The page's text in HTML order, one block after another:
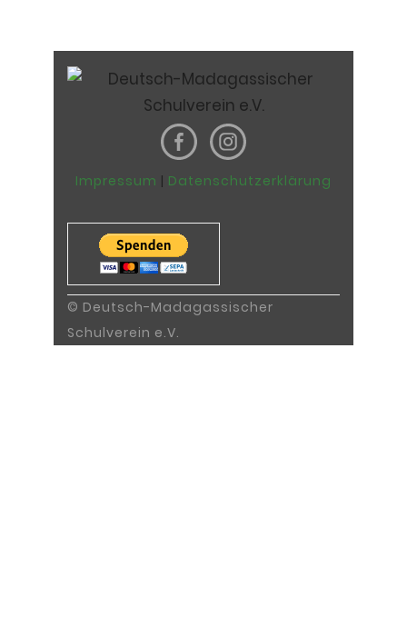
Impressum | Datenschutzerklärung
© Deutsch-Madagassischer
Schulverein e.V.